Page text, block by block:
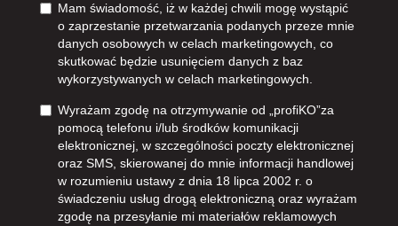
Mam świadomość, iż w każdej chwili mogę wystąpić
o zaprzestanie przetwarzania podanych przeze mnie
danych osobowych w celach marketingowych, co
skutkować będzie usunięciem danych z baz
wykorzystywanych w celach marketingowych.
Wyrażam zgodę na otrzymywanie od „profiKO”za
pomocą telefonu i/lub środków komunikacji
elektronicznej, w szczególności poczty elektronicznej
oraz SMS, skierowanej do mnie informacji handlowej
w rozumieniu ustawy z dnia 18 lipca 2002 r. o
świadczeniu usług drogą elektroniczną oraz wyrażam
zgodę na przesyłanie mi materiałów reklamowych